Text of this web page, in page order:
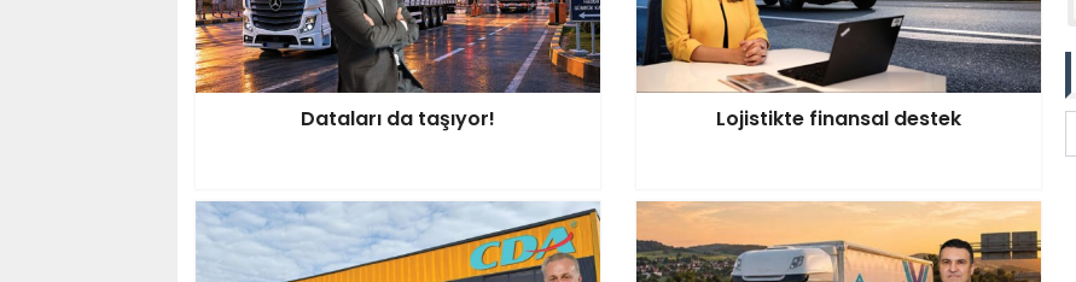
Dataları da taşıyor! Lojistikte finansal destek